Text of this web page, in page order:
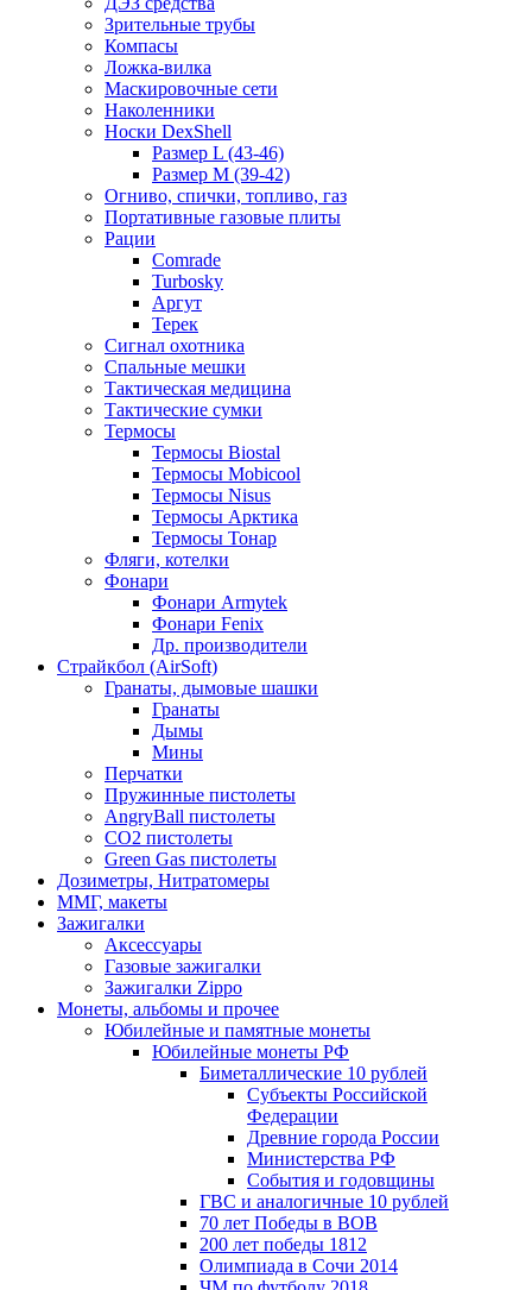
Зрительные трубы
Компасы
Ложка-вилка
Маскировочные сети
Наколенники
Носки DexShell
Размер L (43-46)
Размер M (39-42)
Огниво, спички, топливо, газ
Портативные газовые плиты
Рации
Comrade
Turbosky
Аргут
Терек
Сигнал охотника
Спальные мешки
Тактическая медицина
Тактические сумки
Термосы
Термосы Biostal
Термосы Mobicool
Термосы Nisus
Термосы Арктика
Термосы Тонар
Фляги, котелки
Фонари
Фонари Armytek
Фонари Fenix
Др. производители
Страйкбол (AirSoft)
Гранаты, дымовые шашки
Гранаты
Дымы
Мины
Перчатки
Пружинные пистолеты
AngryBall пистолеты
CO2 пистолеты
Green Gas пистолеты
Дозиметры, Нитратомеры
ММГ, макеты
Зажигалки
Аксессуары
Газовые зажигалки
Зажигалки Zippo
Монеты, альбомы и прочее
Юбилейные и памятные монеты
Юбилейные монеты РФ
Биметаллические 10 рублей
Субъекты Российской
Федерации
Древние города России
Министерства РФ
События и годовщины
ГВС и аналогичные 10 рублей
70 лет Победы в ВОВ
200 лет победы 1812
Олимпиада в Сочи 2014